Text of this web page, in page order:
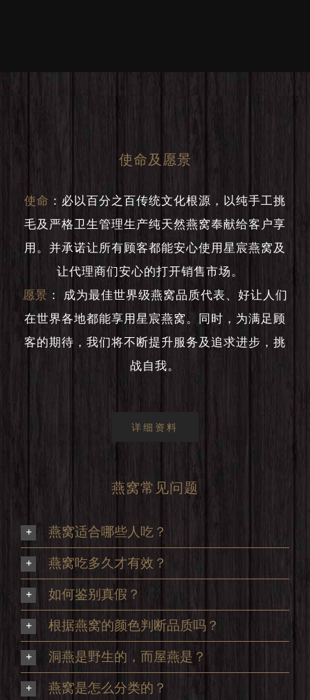
使命及愿景
使命 ： 必以百分之百传统文化根源，以纯手工挑
毛及严格卫生管理生产纯天然燕窝奉献给客户享
用。并承诺让所有顾客都能安心使用星宸燕窝及
让代理商们安心的打开销售市场。
愿景 ：
成为最佳世界级燕窝品质代表、好让人们
在世界各地都能享用星宸燕窝。同时，为满足顾
客的期待，我们将不断提升服务及追求进步，挑
战自我。
详细资料
燕窝常见问题
燕窝适合哪些人吃？
燕窝吃多久才有效？
如何鉴别真假？
根据燕窝的颜色判断品质吗？
洞燕是野生的，而屋燕是？
燕窝是怎么分类的？